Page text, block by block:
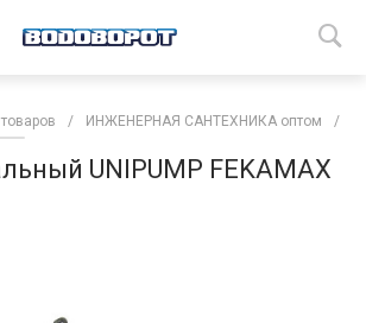
/ ИНЖЕНЕРНАЯ САНТЕХНИКА оптом /
UNIPUMP FEKAMAX